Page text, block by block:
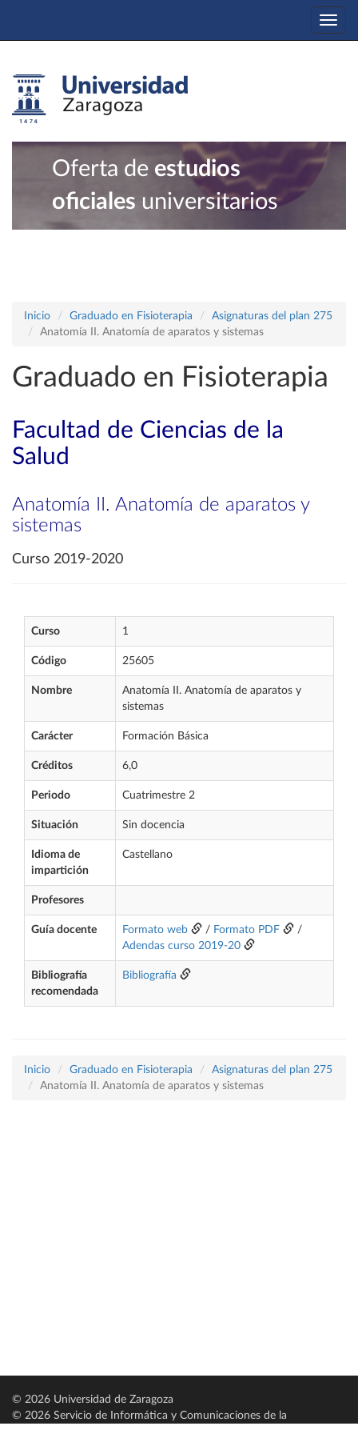
Oferta de estudios
oficiales universitarios
Inicio Graduado en Fisioterapia
Asignaturas del plan 275
Anatomía II. Anatomía de aparatos y sistemas
Graduado en Fisioterapia
Facultad de Ciencias de la
Salud
Anatomía II. Anatomía de aparatos y
sistemas
Curso 2019-2020
Curso 1
Código 25605
Nombre
Anatomía II. Anatomía de aparatos y
sistemas
Carácter Formación Básica
Créditos 6,0
Periodo Cuatrimestre 2
Situación Sin docencia
Idioma de
impartición
Castellano
Profesores
Guía docente Formato web / Formato PDF
/
Adendas curso 2019-20
Bibliografía
recomendada
Bibliografía
Inicio Graduado en Fisioterapia
Asignaturas del plan 275
Anatomía II. Anatomía de aparatos y sistemas
© 2026 Universidad de Zaragoza
© 2026 Servicio de Informática y Comunicaciones de la